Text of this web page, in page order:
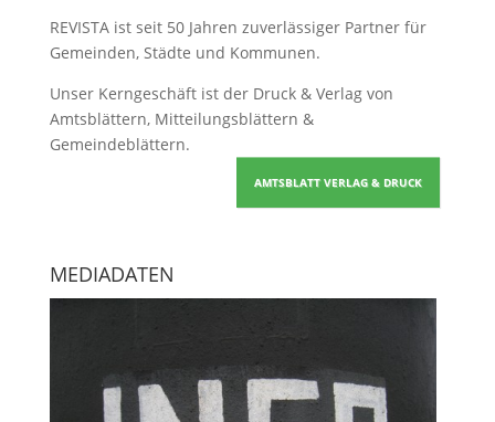
REVISTA ist seit 50 Jahren zuverlässiger Partner für
Gemeinden, Städte und Kommunen.
Unser Kerngeschäft ist der Druck & Verlag von
Amtsblättern, Mitteilungsblättern &
Gemeindeblättern.
AMTSBLATT VERLAG & DRUCK
MEDIADATEN